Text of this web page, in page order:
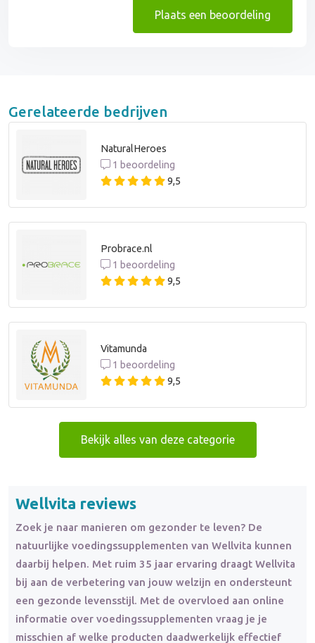
Plaats een beoordeling
Gerelateerde bedrijven
NaturalHeroes
1 beoordeling
9,5
Probrace.nl
1 beoordeling
9,5
Vitamunda
1 beoordeling
9,5
Bekijk alles van deze categorie
Wellvita reviews
Zoek je naar manieren om gezonder te leven? De
natuurlijke voedingssupplementen van Wellvita kunnen
daarbij helpen. Met ruim 35 jaar ervaring draagt Wellvita
bij aan de verbetering van jouw welzijn en ondersteunt
een gezonde levensstijl. Met de overvloed aan online
informatie over voedingssupplementen vraag je je
misschien af welke producten daadwerkelijk effectief